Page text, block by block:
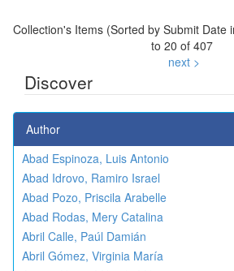
Collection's Items (Sorted by Submit Date
to 20 of 407
next >
Discover
Author
Abad Espinoza, Luis Antonio
Abad Idrovo, Ramiro Israel
Abad Pozo, Priscila Arabelle
Abad Rodas, Mery Catalina
Abril Calle, Paúl Damián
Abril Gómez, Virginia María